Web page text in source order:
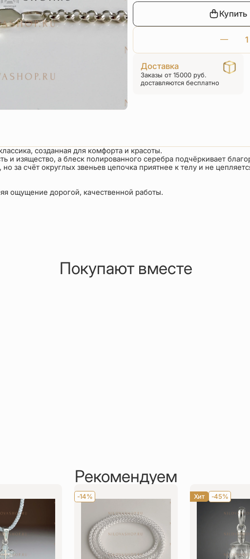
5
022
Купить
Доставка
Заказы от 15000 руб.
доставляются бесплатно
созданная для комфорта и красоты.
и изящество, а блеск полированного серебра подчёркивает
за счёт округлых звеньев цепочка приятнее к телу и не
ощущение дорогой, качественной работы.
Покупают вместе
Рекомендуем
-14% Хит -45%